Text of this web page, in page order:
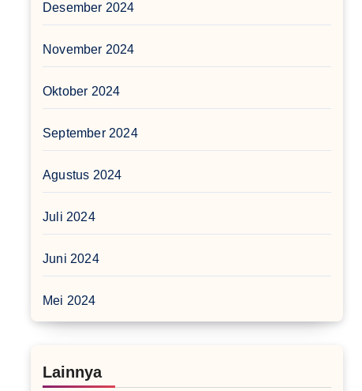
Desember 2024
November 2024
Oktober 2024
September 2024
Agustus 2024
Juli 2024
Juni 2024
Mei 2024
Lainnya